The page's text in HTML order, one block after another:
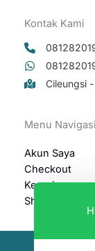
Kontak Kami
Cileungsi
Menu Navigasi
Akun Saya
Checkout
Keranjang
Shop